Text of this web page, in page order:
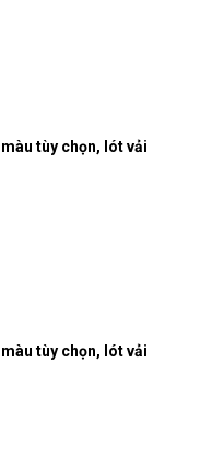
tùy chọn, lót vải
tùy chọn, lót vải